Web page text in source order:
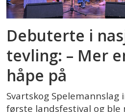
Debuterte i
tevling: – Mer
håpe på
Svartskog
første landsfestival og ble